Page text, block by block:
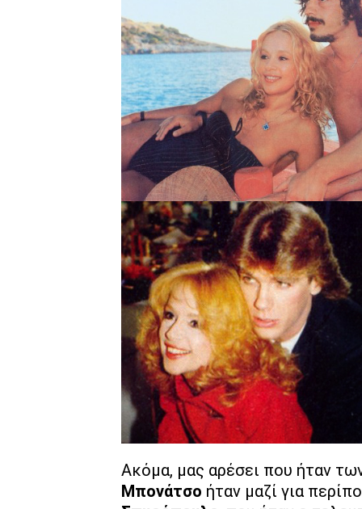
Ακόμα, μας αρέσει που ήταν
Μπονάτσο ήταν μαζί για